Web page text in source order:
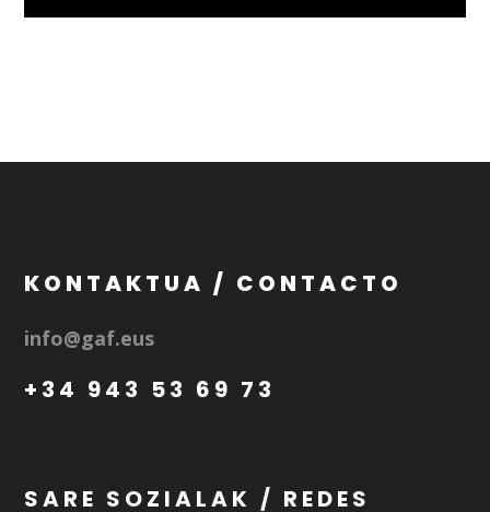
KONTAKTUA / CONTACTO
info@gaf.eus
+34 943 53 69 73
SARE SOZIALAK / REDES